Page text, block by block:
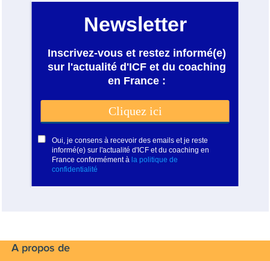
A propos de